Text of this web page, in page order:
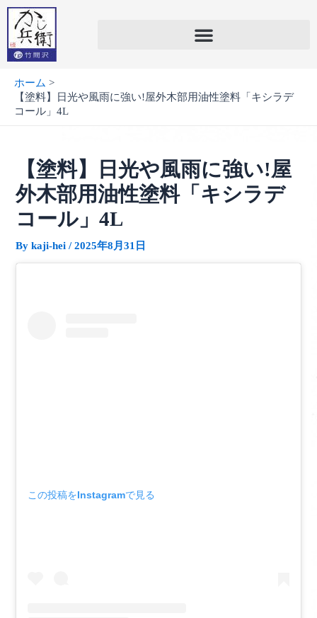
内
を
ホーム
【塗料】日光や風雨に強い!屋外木部用油性塗料「キシラデ
コール」4L
【塗料】日光や風雨に強い!屋
外木部用油性塗料「キシラデ
コール」4L
Bykaji-hei/2025年8月31日
この投稿をInstagramで見る